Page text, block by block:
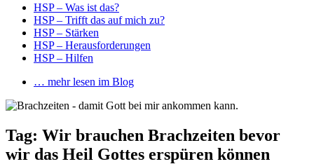
HSP – Was ist das?
HSP – Trifft das auf mich zu?
HSP – Stärken
HSP – Herausforderungen
HSP – Hilfen
… mehr lesen im Blog
Tag: Wir brauchen Brachzeiten bevor
wir das Heil Gottes erspüren können